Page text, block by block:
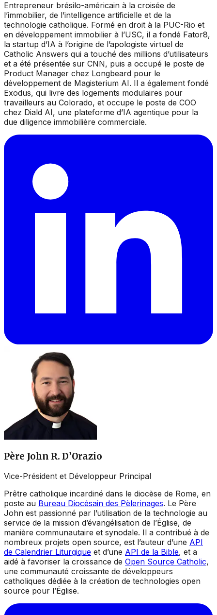
Entrepreneur brésilo-américain à la croisée de
l’immobilier, de l’intelligence artificielle et de la
technologie catholique. Formé en droit à la PUC-Rio et
en développement immobilier à l’USC, il a fondé Fator8,
la startup d’IA à l’origine de l’apologiste virtuel de
Catholic Answers qui a touché des millions d’utilisateurs
et a été présentée sur CNN, puis a occupé le poste de
Product Manager chez Longbeard pour le
développement de Magisterium AI. Il a également fondé
Exodus, qui livre des logements modulaires pour
travailleurs au Colorado, et occupe le poste de COO
chez Diald AI, une plateforme d’IA agentique pour la
due diligence immobilière commerciale.
Père John R. D’Orazio
Vice-Président et Développeur Principal
Prêtre catholique incardiné dans le diocèse de Rome, en
poste au Bureau Diocésain des Pèlerinages. Le Père
John est passionné par l’utilisation de la technologie au
service de la mission d’évangélisation de l’Église, de
manière communautaire et synodale. Il a contribué à de
nombreux projets open source, est l’auteur d’une API
de Calendrier Liturgique et d’une API de la Bible, et a
aidé à favoriser la croissance de Open Source Catholic,
une communauté croissante de développeurs
catholiques dédiée à la création de technologies open
source pour l’Église.